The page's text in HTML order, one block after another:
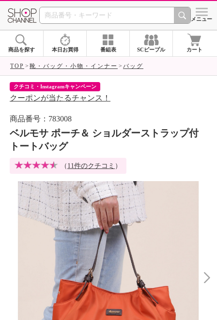
SHOP CHANNEL シメニュー
商品を探す 本日お買得 番組表 SCピープル カート
TOP 靴・バッグ・小物・インナー バッグ
クチコミ・Instagramキャンペーン
クーポンが当たるチャンス！
商品番号：783008
ベルモサ ポーチ＆ ショルダーストラップ付
トートバッグ
（ 11件のクチコミ ）